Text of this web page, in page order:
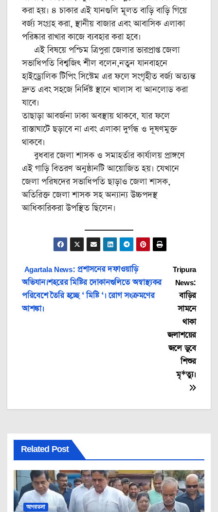
করা হয়। ৪ চাকার এই যানগুলি মূলত বাড়ি বাড়ি গিয়ে
বর্জ্য সংগ্রহ করা, স্থানীয় বাজার এবং আবাসিক এলাকা
পরিষ্কার রাখার কাজে ব্যবহার করা হবে।
এই বিষয়ে পশ্চিম ত্রিপুরা জেলার ভারপ্রাপ্ত জেলা
সভাধিপতি বিশ্বজিৎ শীল বলেন,নতুন যানবাহনে
হাইড্রোলিক টিপিং সিস্টেম এর ফলে সংগৃহীত বর্জ্য অত্যন্ত
দ্রুত এবং সহজে নির্দিষ্ট স্থানে খালাস বা আনলোড করা
যাবে।
তাছাড়া আবর্জনা ঢাকা অবস্থায় থাকবে, যার ফলে
রাস্তাঘাটে ছড়াবে না এবং এলাকা দুর্গন্ধ ও দূষণমুক্ত
থাকবে।
বুধবার জেলা শাসক ও সমাহর্তার কার্যালয় প্রাঙ্গণে
এই গাড়ি বিতরণ অনুষ্ঠানটি আয়োজিত হয়। যেখানে
জেলা পরিষদের সভাধিপতি ছাড়াও জেলা শাসক,
অতিরিক্ত জেলা শাসক সহ অন্যান্য উচ্চপদস্থ
আধিকারিকরা উপস্থিত ছিলেন।
Post
navigation
Tripura
News:
বাড়ির
সামনে
থাকা
জলাশয়ের
জলে ডুবে
শিশুর
মৃ*ত্যু।
Agartala News: প্রশাসনের দফাওয়াড়ি
অভিযান।শহরের মিষ্টির দোকানগুলিতে অস্বাস্থ্যকর
পরিবেশে তৈরি হচ্ছে ‘ মিষ্টি ‘। রোগ সংক্রমণের
আশঙ্কা।
Related Post
আগরতলা